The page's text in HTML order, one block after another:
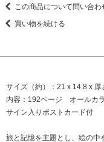
この商品について問い合わ
買い物を続ける
サイズ（約）：21 x 14.8 x 厚
内容：192ページ オールカ
サイン入りポストカード付
旅と記憶を主題とし、絵の